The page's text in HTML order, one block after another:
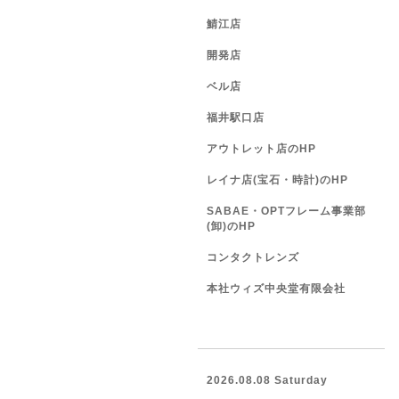
鯖江店
開発店
ベル店
福井駅口店
アウトレット店のHP
レイナ店(宝石・時計)のHP
SABAE・OPTフレーム事業部
(卸)のHP
コンタクトレンズ
本社ウィズ中央堂有限会社
2026.08.08 Saturday